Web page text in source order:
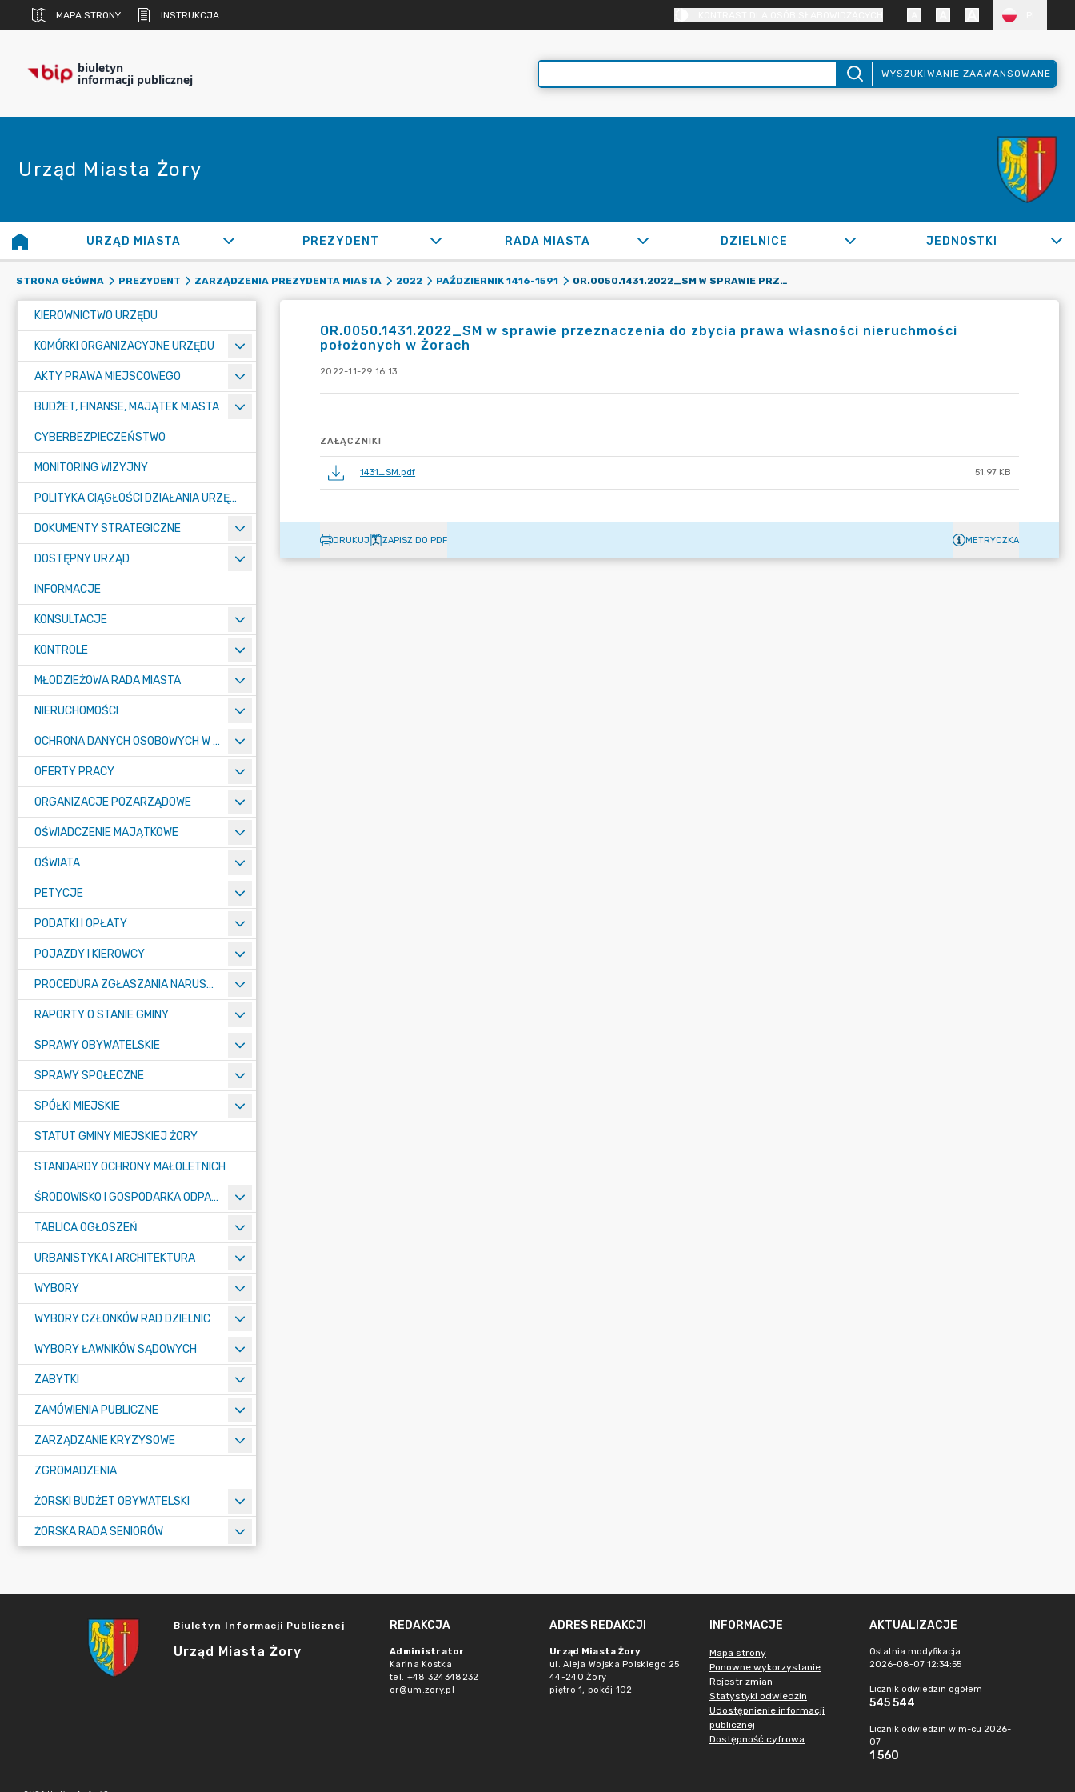
MAPA STRONY INSTRUKCJA
biuletyn
informacji publicznej WYSZUKIWANIE ZAAWANSOWANE
Urząd Miasta Żory
URZĄD MIASTA PREZYDENT RADA MIASTA DZIELNICE JEDNOSTKI
STRONA GŁÓWNA PREZYDENT ZARZĄDZENIA PREZYDENTA MIASTA 2022 PAŹDZIERNIK 1416-1591 OR.0050.1431.2022_SM W SPRAWIE PRZEZNACZENIA DO ZBYCIA PRAWA WŁASNOŚCI NIERUCHMOŚCI POŁOŻONYCH W ŻORACH
KIEROWNICTWO URZĘDU
KOMÓRKI ORGANIZACYJNE URZĘDU
AKTY PRAWA MIEJSCOWEGO
BUDŻET, FINANSE, MAJĄTEK MIASTA
CYBERBEZPIECZEŃSTWO
MONITORING WIZYJNY
POLITYKA CIĄGŁOŚCI DZIAŁANIA URZĘDU MIASTA ŻORY
DOKUMENTY STRATEGICZNE
DOSTĘPNY URZĄD
INFORMACJE
KONSULTACJE
KONTROLE
MŁODZIEŻOWA RADA MIASTA
NIERUCHOMOŚCI
OCHRONA DANYCH OSOBOWYCH W URZĘDZIE MIASTA ŻORY - RODO
OFERTY PRACY
ORGANIZACJE POZARZĄDOWE
OŚWIADCZENIE MAJĄTKOWE
OŚWIATA
PETYCJE
PODATKI I OPŁATY
POJAZDY I KIEROWCY
PROCEDURA ZGŁASZANIA NARUSZEŃ PRAWA
RAPORTY O STANIE GMINY
SPRAWY OBYWATELSKIE
SPRAWY SPOŁECZNE
SPÓŁKI MIEJSKIE
STATUT GMINY MIEJSKIEJ ŻORY
STANDARDY OCHRONY MAŁOLETNICH
ŚRODOWISKO I GOSPODARKA ODPADAMI
TABLICA OGŁOSZEŃ
URBANISTYKA I ARCHITEKTURA
WYBORY
WYBORY CZŁONKÓW RAD DZIELNIC
WYBORY ŁAWNIKÓW SĄDOWYCH
ZABYTKI
ZAMÓWIENIA PUBLICZNE
ZARZĄDZANIE KRYZYSOWE
ZGROMADZENIA
ŻORSKI BUDŻET OBYWATELSKI
ŻORSKA RADA SENIORÓW
OR.0050.1431.2022_SM w sprawie przeznaczenia do zbycia prawa własności nieruchmości
położonych w Żorach
2022-11-29 16:13
ZAŁĄCZNIKI
1431_SM.pdf 51.97 KB
DRUKUJ ZAPISZ DO PDF METRYCZKA
Biuletyn Informacji Publicznej
Urząd Miasta Żory
REDAKCJA
Administrator
Karina Kostka
tel. +48 324348232
or@um.zory.pl
ADRES REDAKCJI
Urząd Miasta Żory
ul. Aleja Wojska Polskiego 25
44-240 Żory
piętro 1, pokój 102
INFORMACJE
Mapa strony
Ponowne wykorzystanie
Rejestr zmian
Statystyki odwiedzin
Udostępnienie informacji
publicznej
Dostępność cyfrowa
AKTUALIZACJE
Ostatnia modyfikacja
2026-08-07 12:34:55
Licznik odwiedzin ogółem
545 544
Licznik odwiedzin w m-cu 2026-
07
1 560